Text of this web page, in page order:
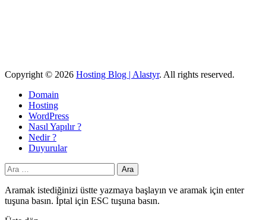
Copyright © 2026 Hosting Blog | Alastyr. All rights reserved.
Domain
Hosting
WordPress
Nasıl Yapılır ?
Nedir ?
Duyurular
Arama:
Aramak istediğinizi üstte yazmaya başlayın ve aramak için enter
tuşuna basın. İptal için ESC tuşuna basın.